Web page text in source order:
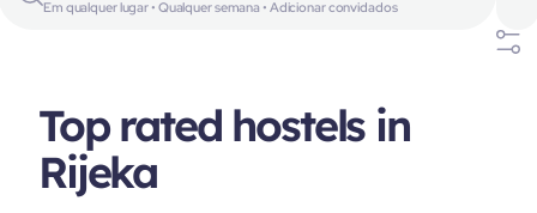
Em qualquer lugar • Qualquer semana • Adicionar convidados
Top rated hostels in
Rijeka